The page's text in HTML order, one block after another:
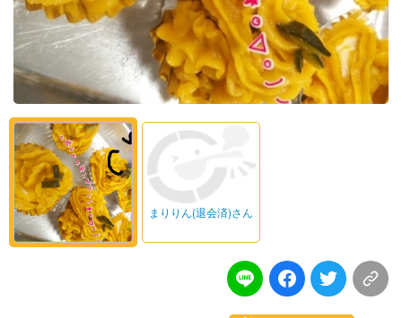
まりりん(退会済)さん